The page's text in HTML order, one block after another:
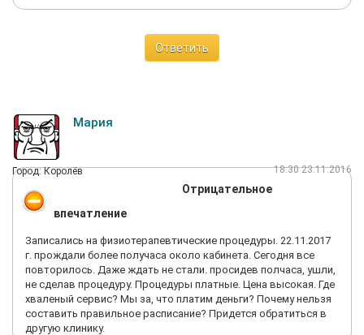
Ответить
Мария
Город: Королёв 18:30 23.11.2016
Отрицательное
впечатление
Записались на физиотерапевтические процедуры. 22.11.2017
г. прождали более получаса около кабинета. Сегодня все
повторилось. Даже ждать не стали. просидев полчаса, ушли,
не сделав процедуру. Процедуры платные. Цена высокая. Где
хваленый сервис? Мы за, что платим деньги? Почему нельзя
составить правильное расписание? Придется обратиться в
другую клинику.